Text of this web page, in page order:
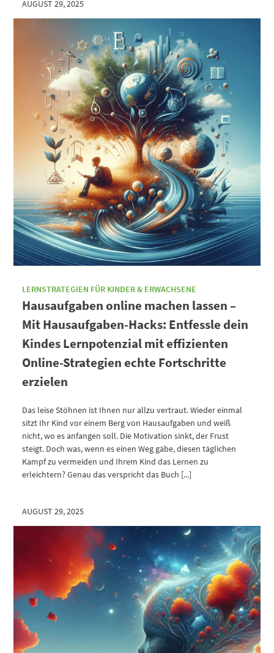
AUGUST 29, 2025
LERNSTRATEGIEN FÜR KINDER & ERWACHSENE
Hausaufgaben online machen lassen –
Mit Hausaufgaben-Hacks: Entfessle dein
Kindes Lernpotenzial mit effizienten
Online-Strategien echte Fortschritte
erzielen
Das leise Stöhnen ist Ihnen nur allzu vertraut. Wieder einmal
sitzt Ihr Kind vor einem Berg von Hausaufgaben und weiß
nicht, wo es anfangen soll. Die Motivation sinkt, der Frust
steigt. Doch was, wenn es einen Weg gäbe, diesen täglichen
Kampf zu vermeiden und Ihrem Kind das Lernen zu
erleichtern? Genau das verspricht das Buch [...]
AUGUST 29, 2025